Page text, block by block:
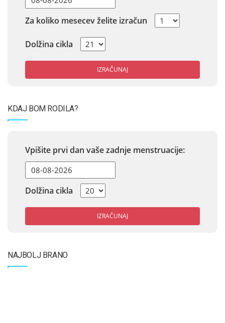
Za koliko mesecev želite izračun
Dolžina cikla
IZRAČUNAJ
KDAJ BOM RODILA?
Vpišite prvi dan vaše zadnje menstruacije:
Dolžina cikla
IZRAČUNAJ
NAJBOLJ BRANO